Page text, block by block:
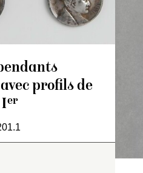
profils de
er
imitent un